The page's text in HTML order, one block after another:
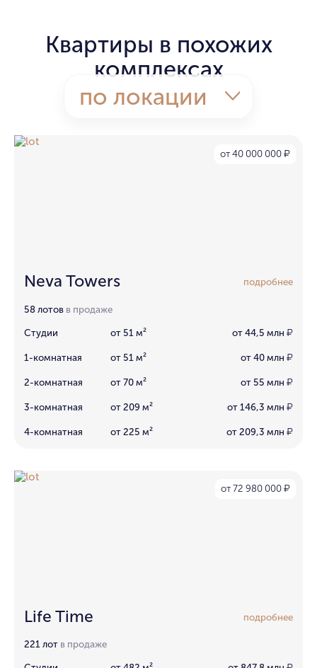
Квартиры в похожих
комплексах
по локации
от 40 000 000 ₽
Neva Towers подробнее
58 лотов в продаже
Студии от 51 м² от 44,5 млн ₽
1-комнатная от 51 м² от 40 млн ₽
2-комнатная от 70 м² от 55 млн ₽
3-комнатная от 209 м² от 146,3 млн ₽
4-комнатная от 225 м² от 209,3 млн ₽
от 72 980 000 ₽
Life Time подробнее
221 лот в продаже